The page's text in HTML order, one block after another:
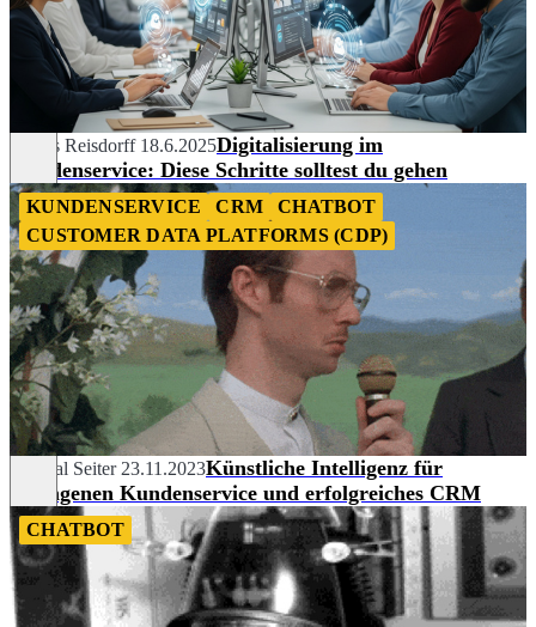
Tobias Reisdorff 18.6.2025Digitalisierung im
Kundenservice: Diese Schritte solltest du gehen
KUNDENSERVICE CRM
CHATBOT
CUSTOMER DATA PLATFORMS (CDP)
Chantal Seiter 23.11.2023Künstliche Intelligenz für
gelungenen Kundenservice und erfolgreiches CRM
CHATBOT